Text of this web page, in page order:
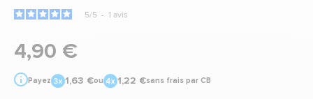
5/5 - 1 avis
4,90 €
Payez 1,63 €ou 1,22 €sans frais par CB